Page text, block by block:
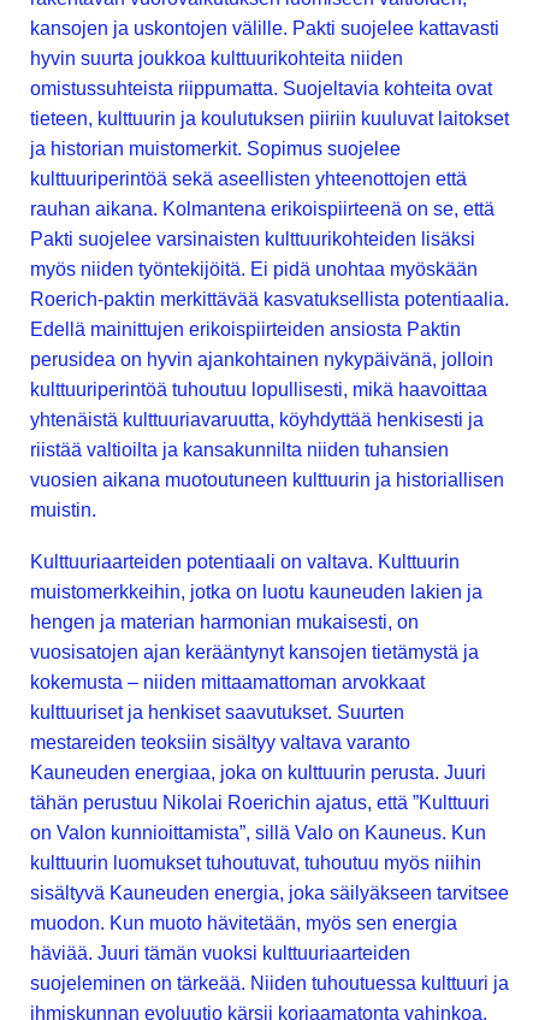
kansojen ja uskontojen välille. Pakti suojelee kattavasti
hyvin suurta joukkoa kulttuurikohteita niiden
omistussuhteista riippumatta. Suojeltavia kohteita ovat
tieteen, kulttuurin ja koulutuksen piiriin kuuluvat laitokset
ja historian muistomerkit. Sopimus suojelee
kulttuuriperintöä sekä aseellisten yhteenottojen että
rauhan aikana. Kolmantena erikoispiirteenä on se, että
Pakti suojelee varsinaisten kulttuurikohteiden lisäksi
myös niiden työntekijöitä. Ei pidä unohtaa myöskään
Roerich-paktin merkittävää kasvatuksellista potentiaalia.
Edellä mainittujen erikoispiirteiden ansiosta Paktin
perusidea on hyvin ajankohtainen nykypäivänä, jolloin
kulttuuriperintöä tuhoutuu lopullisesti, mikä haavoittaa
yhtenäistä kulttuuriavaruutta, köyhdyttää henkisesti ja
riistää valtioilta ja kansakunnilta niiden tuhansien
vuosien aikana muotoutuneen kulttuurin ja historiallisen
muistin.
Kulttuuriaarteiden potentiaali on valtava. Kulttuurin
muistomerkkeihin, jotka on luotu kauneuden lakien ja
hengen ja materian harmonian mukaisesti, on
vuosisatojen ajan kerääntynyt kansojen tietämystä ja
kokemusta – niiden mittaamattoman arvokkaat
kulttuuriset ja henkiset saavutukset. Suurten
mestareiden teoksiin sisältyy valtava varanto
Kauneuden energiaa, joka on kulttuurin perusta. Juuri
tähän perustuu Nikolai Roerichin ajatus, että ”Kulttuuri
on Valon kunnioittamista”, sillä Valo on Kauneus. Kun
kulttuurin luomukset tuhoutuvat, tuhoutuu myös niihin
sisältyvä Kauneuden energia, joka säilyäkseen tarvitsee
muodon. Kun muoto hävitetään, myös sen energia
häviää. Juuri tämän vuoksi kulttuuriaarteiden
suojeleminen on tärkeää. Niiden tuhoutuessa kulttuuri ja
ihmiskunnan evoluutio kärsii korjaamatonta vahinkoa.